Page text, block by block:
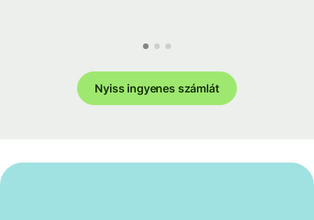
Nyiss ingyenes számlát